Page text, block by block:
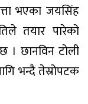
भएका जयसिंह
तयार पारेको
। छानविन टोली
भन्दै तेस्रोपटक